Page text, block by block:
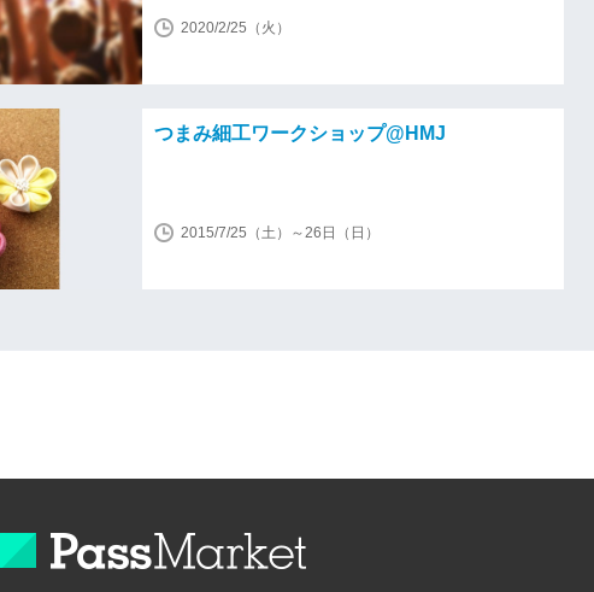
2020/2/25（火）
つまみ細工ワークショップ@HMJ
2015/7/25（土）～26日（日）